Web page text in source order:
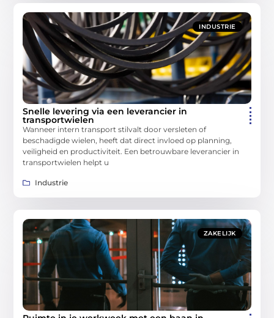
INDUSTRIE
Snelle levering via een leverancier in
transportwielen
Wanneer intern transport stilvalt door versleten of
beschadigde wielen, heeft dat direct invloed op planning,
veiligheid en productiviteit. Een betrouwbare leverancier in
transportwielen helpt u
Industrie
ZAKELIJK